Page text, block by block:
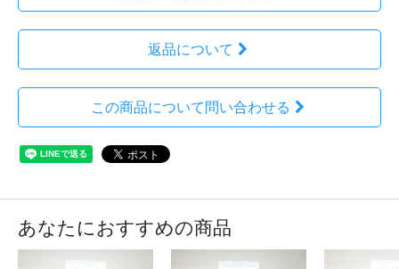
返品について
この商品について問い合わせる
あなたにおすすめの商品